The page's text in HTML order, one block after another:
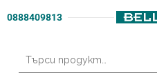
0888409813
за: